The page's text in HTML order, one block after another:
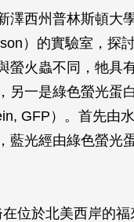
澤西州普林斯頓大
）的實驗室，探
螢火蟲不同，牠具
另一是綠色螢光蛋
GFP）。首先由
藍光經由綠色螢光
位於北美西岸的